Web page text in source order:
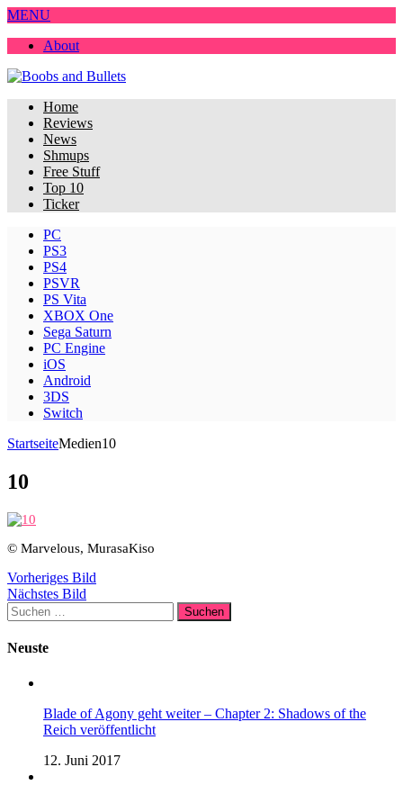
MENU
About
Home
Reviews
News
Shmups
Free Stuff
Top 10
Ticker
PC
PS3
PS4
PSVR
PS Vita
XBOX One
Sega Saturn
PC Engine
iOS
Android
3DS
Switch
StartseiteMedien10
10
© Marvelous, MurasaKiso
Vorheriges Bild
Nächstes Bild
Suchen
nach:
Neuste
Blade of Agony geht weiter – Chapter 2: Shadows of the
Reich veröffentlicht
12. Juni 2017